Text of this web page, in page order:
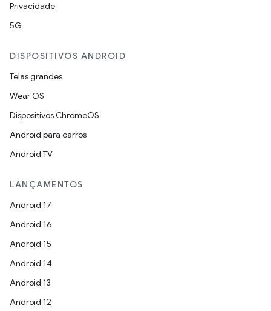
Privacidade
5G
DISPOSITIVOS ANDROID
Telas grandes
Wear OS
Dispositivos ChromeOS
Android para carros
Android TV
LANÇAMENTOS
Android 17
Android 16
Android 15
Android 14
Android 13
Android 12